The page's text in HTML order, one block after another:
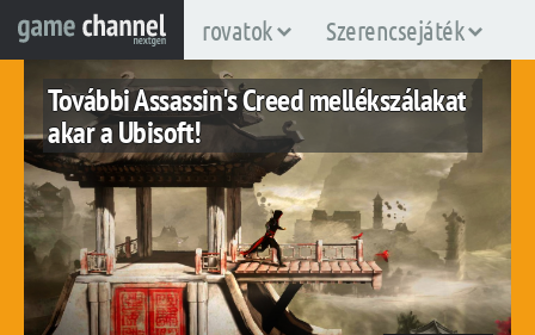
rovatok Szerencsejáték
További Assassin's Creed mellékszálakat
akar a Ubisoft!